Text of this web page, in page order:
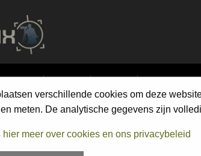
FORUM UPLOAD ALBUMS
verschillende cookies om deze
meten. De analytische gegevens zijn
hier meer over cookies en ons privacybeleid
Index
your username and